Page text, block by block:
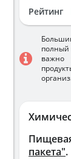
пакета".
Рейтинг
важно